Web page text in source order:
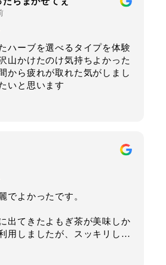
ハーブを選べるタイプを体験
山かけたのけ気持ちよかった
から疲れが取れた気がしまし
いと思います
でよかったです。
出てきたよもぎ茶が美味しか
用しましたが、スッキリした
てます！ありがとうございま